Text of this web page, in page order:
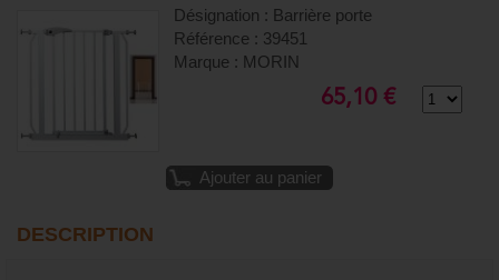
Désignation : Barrière porte
Référence : 39451
Marque : MORIN
65,10 €
Ajouter au panier
DESCRIPTION